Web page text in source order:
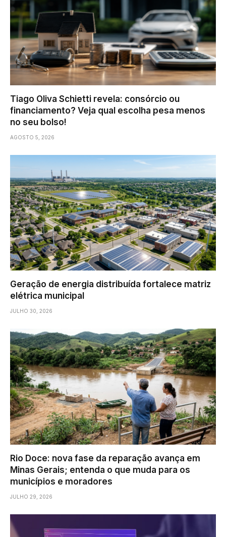
Tiago Oliva Schietti revela: consórcio ou
financiamento? Veja qual escolha pesa menos
no seu bolso!
AGOSTO 5, 2026
Geração de energia distribuída fortalece matriz
elétrica municipal
JULHO 30, 2026
Rio Doce: nova fase da reparação avança em
Minas Gerais; entenda o que muda para os
municípios e moradores
JULHO 29, 2026